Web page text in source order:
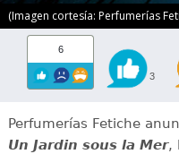
(Imagen cortesía: Perfumerías
6
3
Perfumerías Fetiche
Un Jardin sous la Mer,